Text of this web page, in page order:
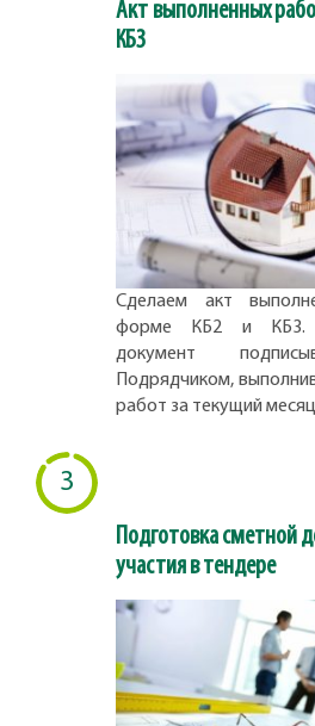
Акт выполненных
КБ3
Сделаем акт
форме КБ2 и КБ3.
документ
Подрядчиком,
работ за текущий
3
Подготовка сметной
участия в тендере